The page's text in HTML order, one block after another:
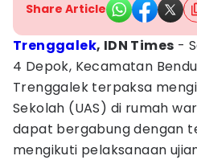
Share Article
Trenggalek, IDN Times -
4 Depok, Kecamatan
Trenggalek terpaksa
Sekolah (UAS) di rumah
dapat bergabung dengan
mengikuti pelaksanaan